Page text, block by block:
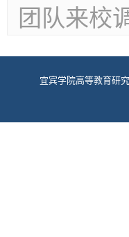
团队来校
宜宾学院高等教育研